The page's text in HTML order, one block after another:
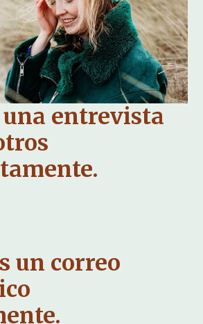
una entrevista
un correo